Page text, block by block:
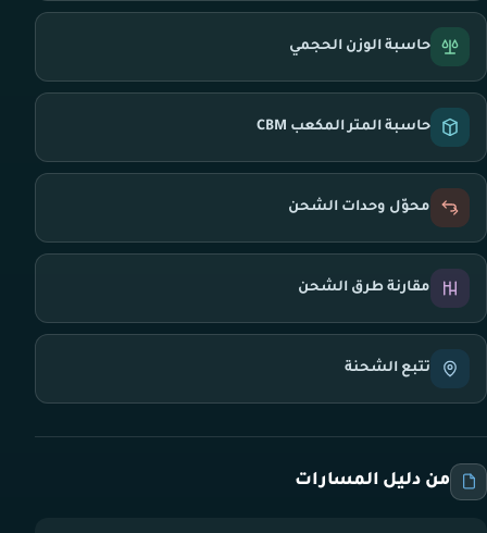
حاسبة الوزن الحجمي
حاسبة المتر المكعب CBM
محوّل وحدات الشحن
مقارنة طرق الشحن
تتبع الشحنة
من دليل المسارات